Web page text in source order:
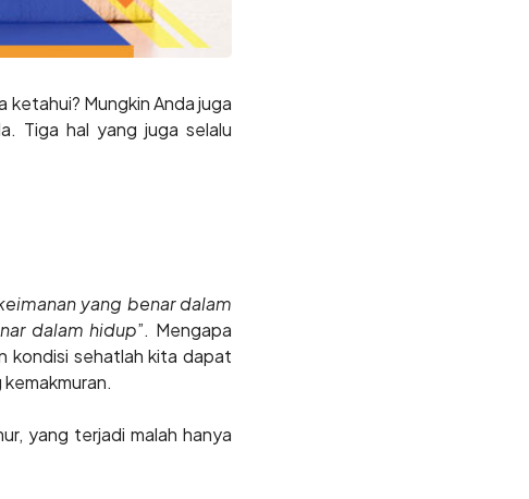
ketahui? Mungkin Anda juga
Tiga hal yang juga selalu
yang benar dalam
dalam hidup”. Mengapa
kondisi sehatlah kita dapat
yang terjadi malah hanya